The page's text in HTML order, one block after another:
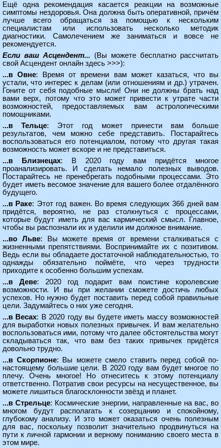
Ещё одна рекомендация касается реакции на возможные
симптомы нездоровья. Она должна быть оперативной, причём
лучше всего обращаться за помощью к нескольким
специалистам или использовать несколько методик
диагностики. Самолечением же заниматься и вовсе не
рекомендуется.
Если ваш Асцендент... (Вы можете бесплатно рассчитать
свой Асцендент онлайн здесь >>>):
...в Овне: Время от времени вам может казаться, что вы
устали, что интерес к делам (или отношениям и др.) утрачен.
Гоните от себя подобные мысли! Они не должны брать над
вами верх, потому что это может привести к утрате части
возможностей, предоставляемых вам астрологическими
помощниками.
...в Тельце: Этот год может принести вам больше
результатов, чем можно себе представить. Постарайтесь
воспользоваться его потенциалом, потому что другая такая
возможность может вскоре и не представиться.
...в Близнецах: В 2020 году вам придётся многое
проанализировать. И сделать немало полезных выводов.
Постарайтесь не пренебрегать подобными процессами. Это
будет иметь весомое значение для вашего более отдалённого
будущего.
...в Раке: Этот год важен. Во время следующих 366 дней вам
придётся, вероятно, не раз столкнуться с процессами,
которые будут иметь для вас кармический смысл. Главное,
чтобы вы распознали их и уделили им должное внимание.
...во Льве: Вы можете время от времени сталкиваться с
жизненными препятствиями. Воспринимайте их с позитивом.
Ведь если вы обладаете достаточной наблюдательностью, то
однажды обязательно поймёте, что через трудности
приходите к особенно большим успехам.
...в Деве: 2020 год подарит вам поистине королевские
возможности. И вы при желании сможете достичь любых
успехов. Но нужно будет поставить перед собой правильные
цели. Задумайтесь о них уже сегодня.
...в Весах: В 2020 году вы будете иметь массу возможностей
для выработки новых полезных привычек. И вам желательно
воспользоваться ими, потому что далее обстоятельства могут
складываться так, что вам без таких привычек придётся
довольно трудно.
...в Скорпионе: Вы можете смело ставить перед собой по-
настоящему большие цели. В 2020 году вам будет многое по
плечу. Очень многое! Но отнеситесь к этому потенциалу
ответственно. Потратив свои ресурсы на несущественное, вы
можете лишиться благосклонности звёзд и планет.
...в Стрельце: Космические энергии, направленные на вас, во
многом будут располагать к созерцанию и спокойному,
глубокому анализу. И это может оказаться очень полезным
для вас, поскольку позволит значительно продвинуться на
пути к личной гармонии и верному пониманию своего места в
этом мире.